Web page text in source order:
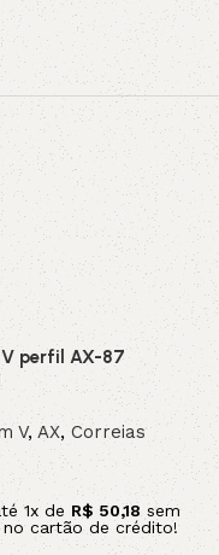
V perfil AX-87
V, AX, Correias
1x de R$ 50,18 sem
no cartão de crédito!